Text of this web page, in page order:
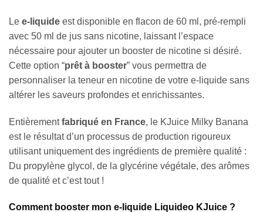
Le e-liquide est disponible en flacon de 60 ml, pré-rempli
avec 50 ml de jus sans nicotine, laissant l’espace
nécessaire pour ajouter un booster de nicotine si désiré.
Cette option “prêt à booster” vous permettra de
personnaliser la teneur en nicotine de votre e-liquide sans
altérer les saveurs profondes et enrichissantes.
Entièrementfabriqué en France, le KJuice Milky Banana
est le résultat d’un processus de production rigoureux
utilisant uniquement des ingrédients de première qualité :
Du propylène glycol, de la glycérine végétale, des arômes
de qualité et c’est tout !
Comment booster mon e-liquide Liquideo KJuice ?